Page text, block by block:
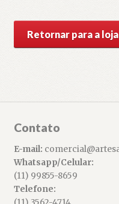
Retornar para a loja
Contato
E-mail:
Whatsapp/Celular:
(11) 99855-8659
Telefone: